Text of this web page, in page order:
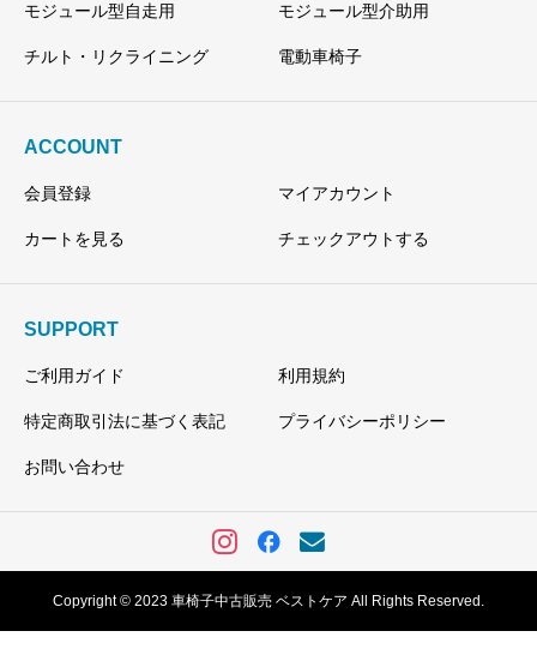
モジュール型自走用 モジュール型介助用
チルト・リクライニング 電動車椅子
ACCOUNT
会員登録 マイアカウント
カートを見る チェックアウトする
SUPPORT
ご利用ガイド 利用規約
特定商取引法に基づく表記 プライバシーポリシー
お問い合わせ
Copyright © 2023 車椅子中古販売 ベストケア All Rights Reserved.